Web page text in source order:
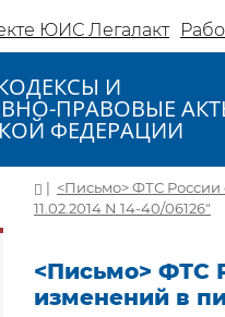
ЮИС Легалакт
И
ПРАВОВЫЕ
ФЕДЕРАЦИИ
| <Письмо> ФТС России
11.02.2014 N 14-40/06126"
<Письмо> ФТС
изменений в